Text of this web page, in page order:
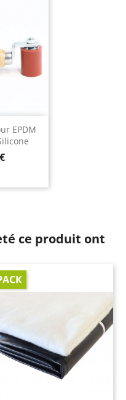
EPDM
ce produit ont